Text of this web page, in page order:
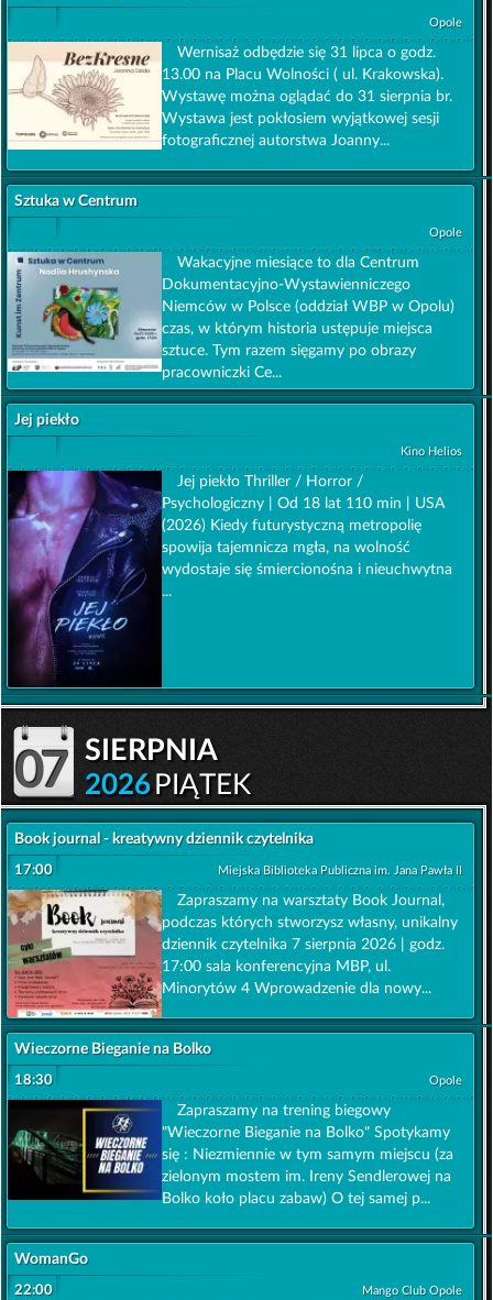
Opole
Wernisaż odbędzie się 31 lipca o godz.
13.00 na Placu Wolności ( ul. Krakowska).
Wystawę można oglądać do 31 sierpnia br.
Wystawa jest pokłosiem wyjątkowej sesji
fotograficznej autorstwa Joanny...
Sztuka w Centrum
Opole
Wakacyjne miesiące to dla Centrum
Dokumentacyjno-Wystawienniczego
Niemców w Polsce (oddział WBP w Opolu)
czas, w którym historia ustępuje miejsca
sztuce. Tym razem sięgamy po obrazy
pracowniczki Ce...
Jej piekło
Kino Helios
Jej piekło Thriller / Horror /
Psychologiczny | Od 18 lat 110 min | USA
(2026) Kiedy futurystyczną metropolię
spowija tajemnicza mgła, na wolność
wydostaje się śmiercionośna i nieuchwytna
...
07 sierpnia
2026 PIĄTEK
17:00
Book journal - kreatywny dziennik czytelnika
Miejska Biblioteka Publiczna im. Jana Pawła II
Zapraszamy na warsztaty Book Journal,
podczas których stworzysz własny, unikalny
dziennik czytelnika 7 sierpnia 2026 | godz.
17:00 sala konferencyjna MBP, ul.
Minorytów 4 Wprowadzenie dla nowy...
18:30
Wieczorne Bieganie na Bolko
Opole
Zapraszamy na trening biegowy
"Wieczorne Bieganie na Bolko" Spotykamy
się : Niezmiennie w tym samym miejscu (za
zielonym mostem im. Ireny Sendlerowej na
Bolko koło placu zabaw) O tej samej p...
22:00
WomanGo
Mango Club Opole